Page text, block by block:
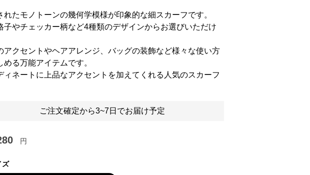
れたモノトーンの幾何学模様が印象的な細スカーフです。
子やチェッカー柄など4種類のデザインからお選びいただけ
アクセントやヘアアレンジ、バッグの装飾など様々な使い方
める万能アイテムです。
ィネートに上品なアクセントを加えてくれる人気のスカーフ
ご注文確定から3~7日でお届け予定
円
ズ